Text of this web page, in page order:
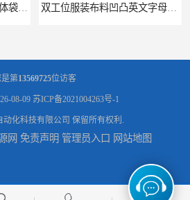
双工位服装布料凹凸英文字母压字机找联宇制造厂
汽车坐垫压纹压花机规格 单头大台面凹凸压花机 现货供应 浙江布料凹凸4d压纹机生产厂家 服装凹凸4d压纹植胶机 经济实惠
第13569725位访客
08-09 苏ICP备2021004263号-1
动化科技有限公司 保留所有权利.
网 免责声明 管理员入口 网站地图